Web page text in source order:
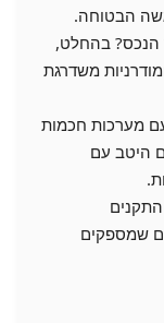
הבטוחה.
הנכס? בהחלט,
משדרגת
מערכות חכמות
היטב עם
שמספקים